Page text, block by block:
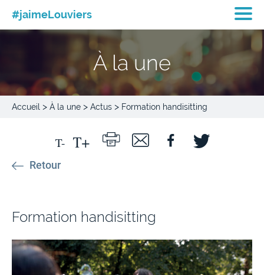
#jaimeLouviers
À la une
Accueil > À la une > Actus > Formation handisitting
Retour
Formation handisitting